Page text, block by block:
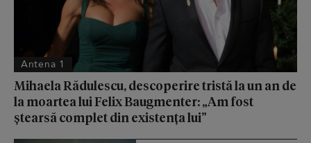
Antena 1
Mihaela Rădulescu, descoperire tristă la un an de
la moartea lui Felix Baugmenter: „Am fost
ștearsă complet din existența lui”